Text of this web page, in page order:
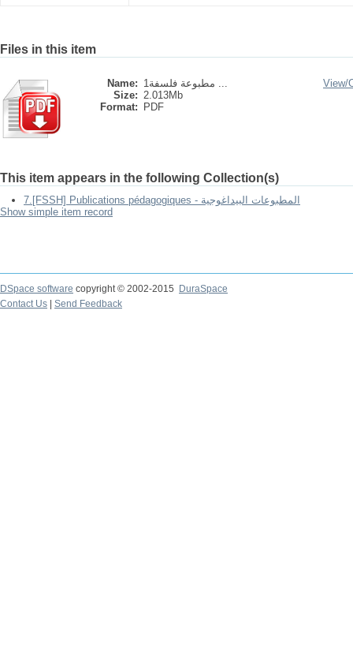
Files in this item
Name:
1مطبوعة فلسفة ...
Size: 2.013Mb
Format:
PDF
View/
This item appears in the following Collection(s)
7.[FSSH] Publications pédagogiques - المطبوعات البيداغوجية
Show simple item record
DSpace software copyright © 2002-2015
DuraSpace
Contact Us
Send Feedback